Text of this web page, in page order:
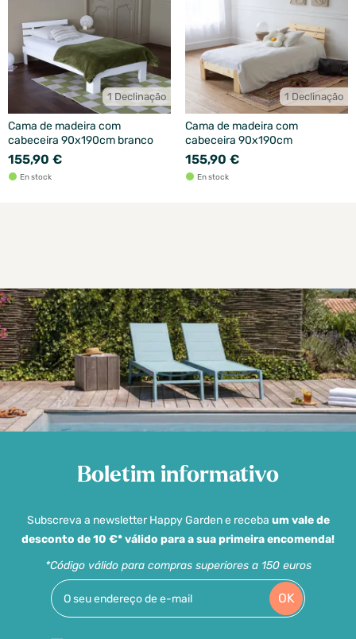
1 Declinação
Cama de madeira com
cabeceira 90x190cm branco
155,90 €
En stock
1 Declinação
Cama de madeira com
cabeceira 90x190cm
155,90 €
En stock
Boletim informativo
Subscreva a newsletter Happy Garden e receba um vale de
desconto de 10 €* válido para a sua primeira encomenda!
*Código válido para compras superiores a 150 euros
OK